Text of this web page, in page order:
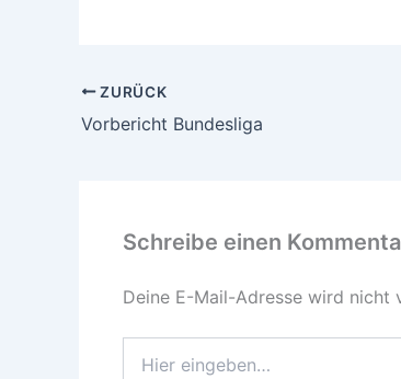
ZURÜCK
Vorbericht Bundesliga
Schreibe einen
Deine E-Mail-Adresse wird nicht
eingeben…